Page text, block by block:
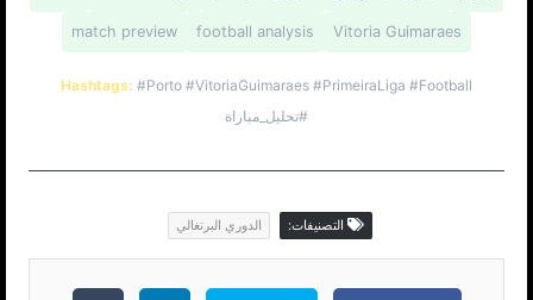
Vitoria Guimaraes
football analysis
match preview
Hashtags: #Porto #VitoriaGuimaraes #PrimeiraLiga #Football
#تحليل_مباراة
التصنيفات: الدوري البرتغالي